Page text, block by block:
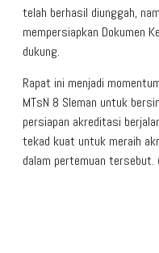
telah berhasil diunggah,
mempersiapkan Dokumen
dukung.
Rapat ini menjadi
MTsN 8 Sleman untuk
persiapan akreditasi
tekad kuat untuk meraih
dalam pertemuan tersebut.